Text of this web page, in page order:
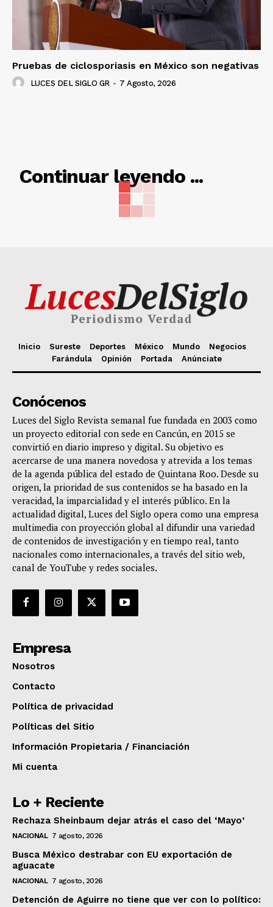
Pruebas de ciclosporiasis en México son negativas
LUCES DEL SIGLO GR - 7 Agosto, 2026
Continuar leyendo ...
RELACIONADO
Inicio Sureste Deportes México Mundo
Negocios
Farándula
Opinión Portada Anúnciate
Conócenos
Luces del Siglo Revista semanal fue fundada en 2003 como
un proyecto editorial con sede en Cancún, en 2015 se
convirtió en diario impreso y digital. Su objetivo es
acercarse de una manera novedosa y atrevida a los temas
de la agenda pública del estado de Quintana Roo. Desde su
origen, la prioridad de sus contenidos se ha basado en la
veracidad, la imparcialidad y el interés público. En la
actualidad digital, Luces del Siglo opera como una empresa
multimedia con proyección global al difundir una variedad
de contenidos de investigación y en tiempo real, tanto
nacionales como internacionales, a través del sitio web,
canal de YouTube y redes sociales.
Empresa
Nosotros
Contacto
Política de privacidad
Políticas del Sitio
Información Propietaria / Financiación
Mi cuenta
Lo + Reciente
Rechaza Sheinbaum dejar atrás el caso del ‘Mayo’
NACIONAL 7 agosto, 2026
Busca México destrabar con EU exportación de
aguacate
NACIONAL 7 agosto, 2026
Detención de Aguirre no tiene que ver con lo político: